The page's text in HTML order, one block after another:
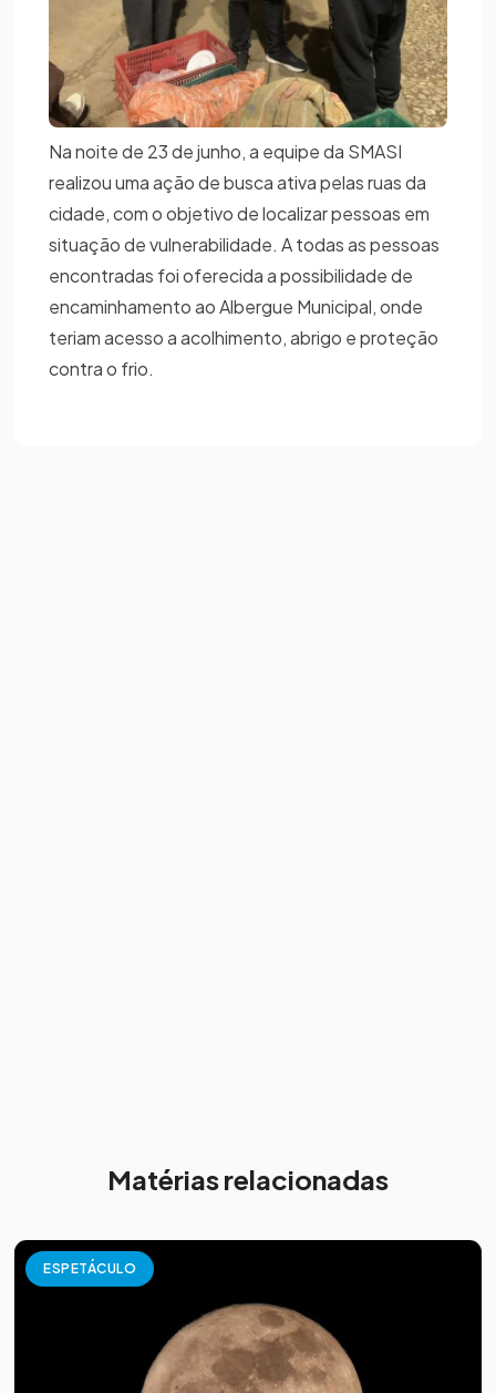
Na noite de 23 de junho, a equipe da SMASI
realizou uma ação de busca ativa pelas ruas da
cidade, com o objetivo de localizar pessoas em
situação de vulnerabilidade. A todas as pessoas
encontradas foi oferecida a possibilidade de
encaminhamento ao Albergue Municipal, onde
teriam acesso a acolhimento, abrigo e proteção
contra o frio.
Matérias relacionadas
ESPETÁCULO